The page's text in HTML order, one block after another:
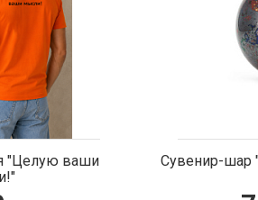
диаметр 48мм